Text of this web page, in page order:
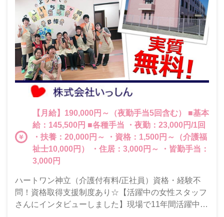
【月給】190,000円～（夜勤手当5回含む） ■基本
給：145,500円 ■各種手当 ・夜勤：23,000円/1回
・扶養：20,000円～ ・資格：1,500円～（介護福
祉士10,000円） ・住居：3,000円～ ・皆勤手当：
3,000円
ハートワン神立（介護付有料/正社員）資格・経験不
問！資格取得支援制度あり☆【活躍中の女性スタッフ
さんにインタビューしました】現場で11年間活躍中の